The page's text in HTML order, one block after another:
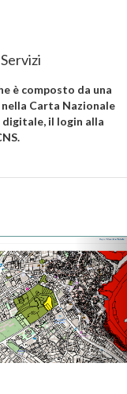
è composto da una
Carta Nazionale
digitale, il login alla